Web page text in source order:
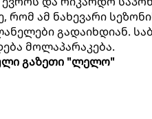
რომ ამ ნახევარი
გადაიხდიან.
მოლაპარაკება.
გაზეთი "ლელო"